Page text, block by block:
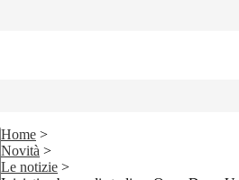
Home >
Novità >
Le notizie >